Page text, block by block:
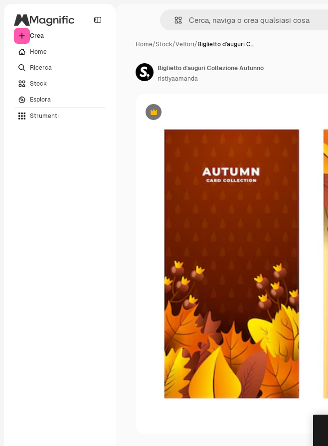
Crea
Home
Ricerca
Stock
Esplora
Strumenti
Home/Stock/Vettori/Biglietto d'auguri C…
Premium
Biglietto d'auguri Collezione Autunno
ristiyaamanda